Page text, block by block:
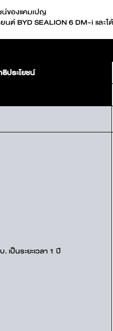
ของแคมเปญ
ต์ BYD SEALION 6 DM-i และ
ประโยชน์
ป็นระยะเวลา 1 ปี